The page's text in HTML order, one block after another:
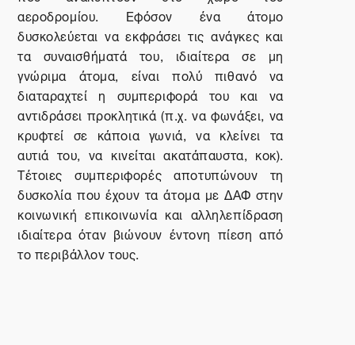
αεροδρομίου. Εφόσον ένα άτομο
δυσκολεύεται να εκφράσει τις ανάγκες και
τα συναισθήματά του, ιδιαίτερα σε μη
γνώριμα άτομα, είναι πολύ πιθανό να
διαταραχτεί η συμπεριφορά του και να
αντιδράσει προκλητικά (π.χ. να φωνάξει, να
κρυφτεί σε κάποια γωνιά, να κλείνει τα
αυτιά του, να κινείται ακατάπαυστα, κοκ).
Τέτοιες συμπεριφορές αποτυπώνουν τη
δυσκολία που έχουν τα άτομα με ΔΑΦ στην
κοινωνική επικοινωνία και αλληλεπίδραση
ιδιαίτερα όταν βιώνουν έντονη πίεση από
το περιβάλλον τους.